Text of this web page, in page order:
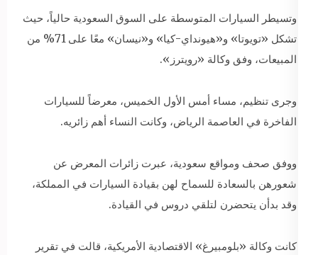
وتسيطر السيارات المتوسطة على السوق السعودية حالياً، حيث
تشكل «تويوتا» و«هيونداي-كيا» و«نيسان» معًا على 71% من
المبيعات، وفق وكالة «رويترز».
وجرى تنظيم، مساء أمس الأول الخميس، معرضاً للسيارات
الفاخرة في العاصمة الرياض، وكانت النساء أهم زائريه.
ووفق صحف ومواقع سعودية، عبرت زائرات المعرض عن
شعورهن بالسعادة للسماح لهن بقيادة السيارات في المملكة،
وقد بدأن يتحضرن لتلقي دروس في القيادة.
كانت وكالة «بلومبيرغ» الاقتصادية الأمريكية، قالت في تقرير